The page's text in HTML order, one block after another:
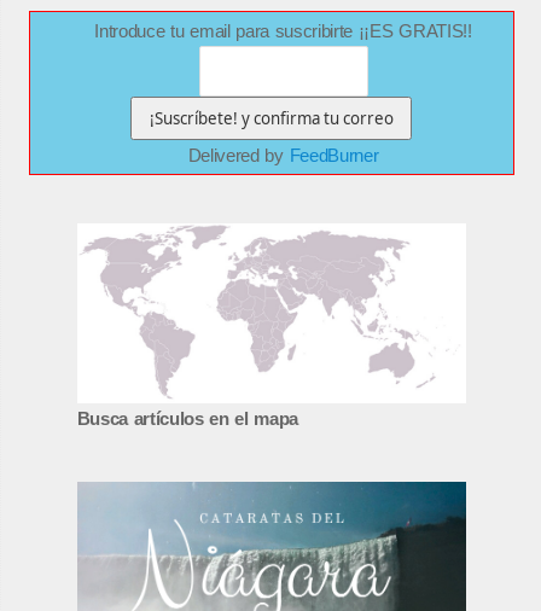
Introduce tu email para suscribirte ¡¡ES GRATIS!!
Delivered by FeedBurner
Busca artículos en el mapa